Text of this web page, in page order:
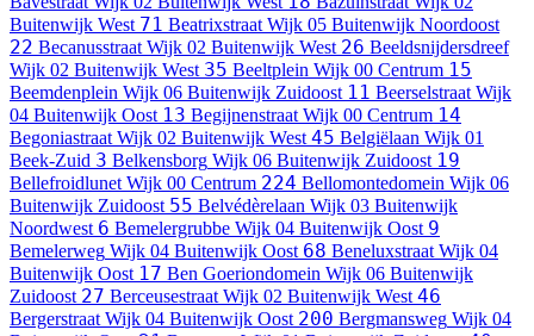
Buitenwijk West 71 Beatrixstraat Wijk 05 Buitenwijk Noordoost
22 Becanusstraat Wijk 02 Buitenwijk West 26 Beeldsnijdersdreef
Wijk 02 Buitenwijk West 35 Beeltplein Wijk 00 Centrum 15
Beemdenplein Wijk 06 Buitenwijk Zuidoost 11 Beerselstraat Wijk
04 Buitenwijk Oost 13 Begijnenstraat Wijk 00 Centrum 14
Begoniastraat Wijk 02 Buitenwijk West 45 Belgiëlaan Wijk 01
Beek-Zuid 3 Belkensborg Wijk 06 Buitenwijk Zuidoost 19
Bellefroidlunet Wijk 00 Centrum 224 Bellomontedomein Wijk 06
Buitenwijk Zuidoost 55 Belvédèrelaan Wijk 03 Buitenwijk
Noordwest 6 Bemelergrubbe Wijk 04 Buitenwijk Oost 9
Bemelerweg Wijk 04 Buitenwijk Oost 68 Beneluxstraat Wijk 04
Buitenwijk Oost 17 Ben Goeriondomein Wijk 06 Buitenwijk
Zuidoost 27 Berceusestraat Wijk 02 Buitenwijk West 46
Bergerstraat Wijk 04 Buitenwijk Oost 200 Bergmansweg Wijk 04